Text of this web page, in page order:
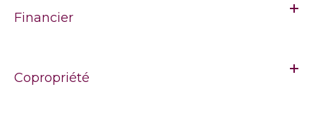
Financier
Copropriété